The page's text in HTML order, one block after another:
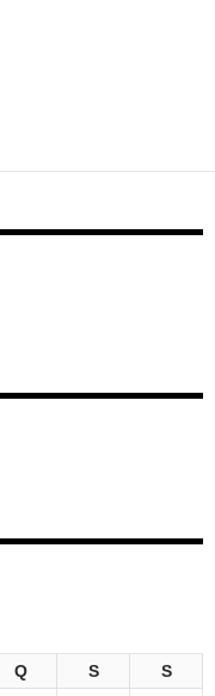
Q S
S